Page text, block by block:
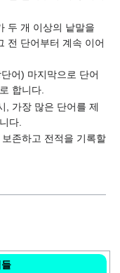
두 개 이상의 낱말을
전 단어부터 계속 이어
어) 마지막으로 단어
합니다.
, 가장 많은 단어를 제
다.
존하고 전적을 기록할